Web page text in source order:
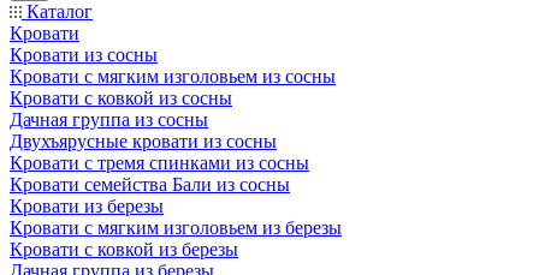
Каталог
Кровати
Кровати из сосны
Кровати с мягким изголовьем из сосны
Кровати с ковкой из сосны
Дачная группа из сосны
Двухъярусные кровати из сосны
Кровати с тремя спинками из сосны
Кровати семейства Бали из сосны
Кровати из березы
Кровати с мягким изголовьем из березы
Кровати с ковкой из березы
Дачная группа из березы